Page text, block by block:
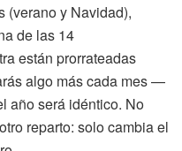
(verano y Navidad),
de las 14
están prorrateadas
algo más cada mes —
año será idéntico. No
reparto: solo cambia el